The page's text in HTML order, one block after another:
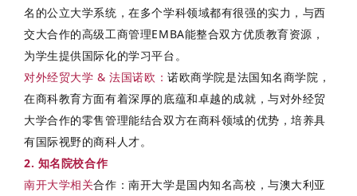
名的公立大学系统，在多个学科领域都有很强的实力，与西
交大合作的高级工商管理EMBA能整合双方优质教育资源，
为学生提供国际化的学习平台。
对外经贸大学 & 法国诺欧 ：诺欧商学院是法国知名商学院，
在商科教育方面有着深厚的底蕴和卓越的成就，与对外经贸
大学合作的零售管理能结合双方在商科领域的优势，培养具
有国际视野的商科人才。
2. 知名院校合作
南开大学相关合作 ：南开大学是国内知名高校，与澳大利亚